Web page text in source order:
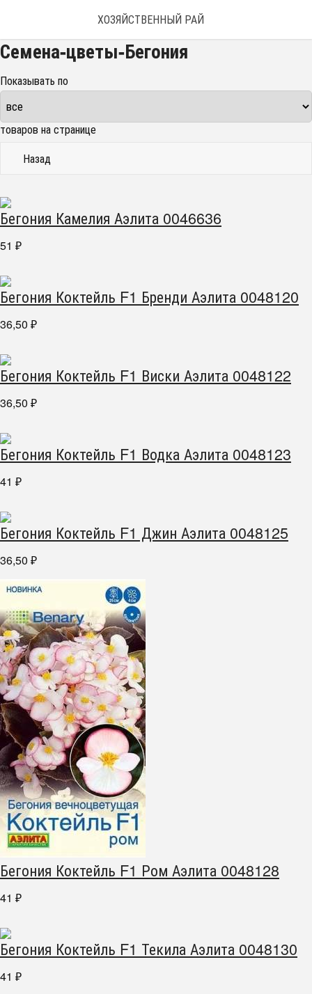
ХОЗЯЙСТВЕННЫЙ РАЙ
Семена-цветы-Бегония
Показывать по
товаров на странице
Назад
Бегония Камелия Аэлита 0046636
51 ₽
Бегония Коктейль F1 Бренди Аэлита 0048120
36,50 ₽
Бегония Коктейль F1 Виски Аэлита 0048122
36,50 ₽
Бегония Коктейль F1 Водка Аэлита 0048123
41 ₽
Бегония Коктейль F1 Джин Аэлита 0048125
36,50 ₽
Бегония Коктейль F1 Ром Аэлита 0048128
41 ₽
Бегония Коктейль F1 Текила Аэлита 0048130
41 ₽